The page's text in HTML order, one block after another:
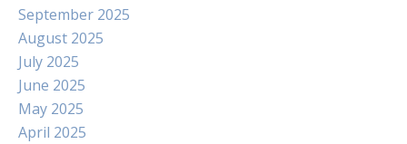
September 2025
August 2025
July 2025
June 2025
May 2025
April 2025